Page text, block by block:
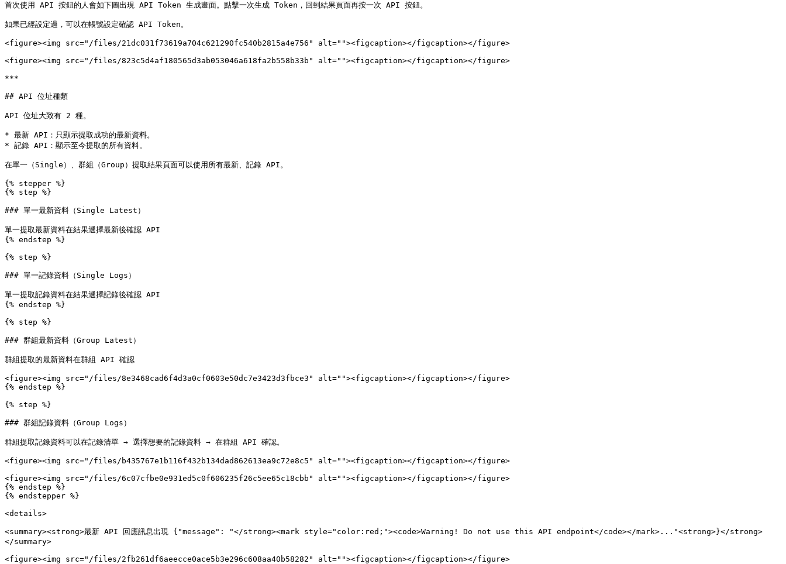
首次使用 API 按鈕的人會如下圖出現 API Token 生成畫面。點擊一次生成 Token，回到結果頁面再按一次 API 按鈕。
如果已經設定過，可以在帳號設定確認 API Token。
<figure><img src="/files/21dc031f73619a704c621290fc540b2815a4e756" alt=""><figcaption></figcaption></figure>
<figure><img src="/files/823c5d4af180565d3ab053046a618fa2b558b33b" alt=""><figcaption></figcaption></figure>
***
## API 位址種類
API 位址大致有 2 種。
* 最新 API：只顯示提取成功的最新資料。
* 記錄 API：顯示至今提取的所有資料。
在單一（Single）、群組（Group）提取結果頁面可以使用所有最新、記錄 API。
{% stepper %}
{% step %}
### 單一最新資料（Single Latest）
單一提取最新資料在結果選擇最新後確認 API
{% endstep %}
{% step %}
### 單一記錄資料（Single Logs）
單一提取記錄資料在結果選擇記錄後確認 API
{% endstep %}
{% step %}
### 群組最新資料（Group Latest）
群組提取的最新資料在群組 API 確認
<figure><img src="/files/8e3468cad6f4d3a0cf0603e50dc7e3423d3fbce3" alt=""><figcaption></figcaption></figure>
{% endstep %}
{% step %}
### 群組記錄資料（Group Logs）
群組提取記錄資料可以在記錄清單 → 選擇想要的記錄資料 → 在群組 API 確認。
<figure><img src="/files/b435767e1b116f432b134dad862613ea9c72e8c5" alt=""><figcaption></figcaption></figure>
<figure><img src="/files/6c07cfbe0e931ed5c0f606235f26c5ee65c18cbb" alt=""><figcaption></figcaption></figure>
{% endstep %}
{% endstepper %}
<details>
<summary><strong>最新 API 回應訊息出現 {"message": "</strong><mark style="color:red;"><code>Warning! Do not use this API endpoint</code></mark>..."<strong>}</strong>
</summary>
<figure><img src="/files/2fb261df6aeecce0ace5b3e296c608aa40b58282" alt=""><figcaption></figcaption></figure>